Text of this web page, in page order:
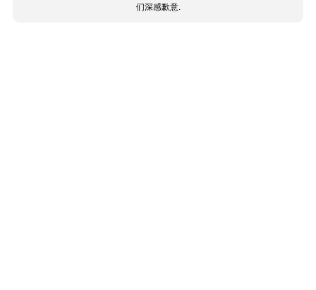
们深感歉意.